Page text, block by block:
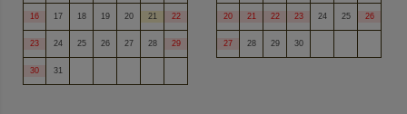
16 17 18 19 20 21 22
23 24 25 26 27 28 29
30 31
20 21 22 23 24 25 26
27 28 29 30